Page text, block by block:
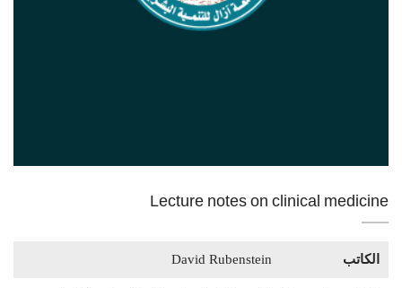
Lecture notes on clinical medicine
الكاتب David Rubenstein